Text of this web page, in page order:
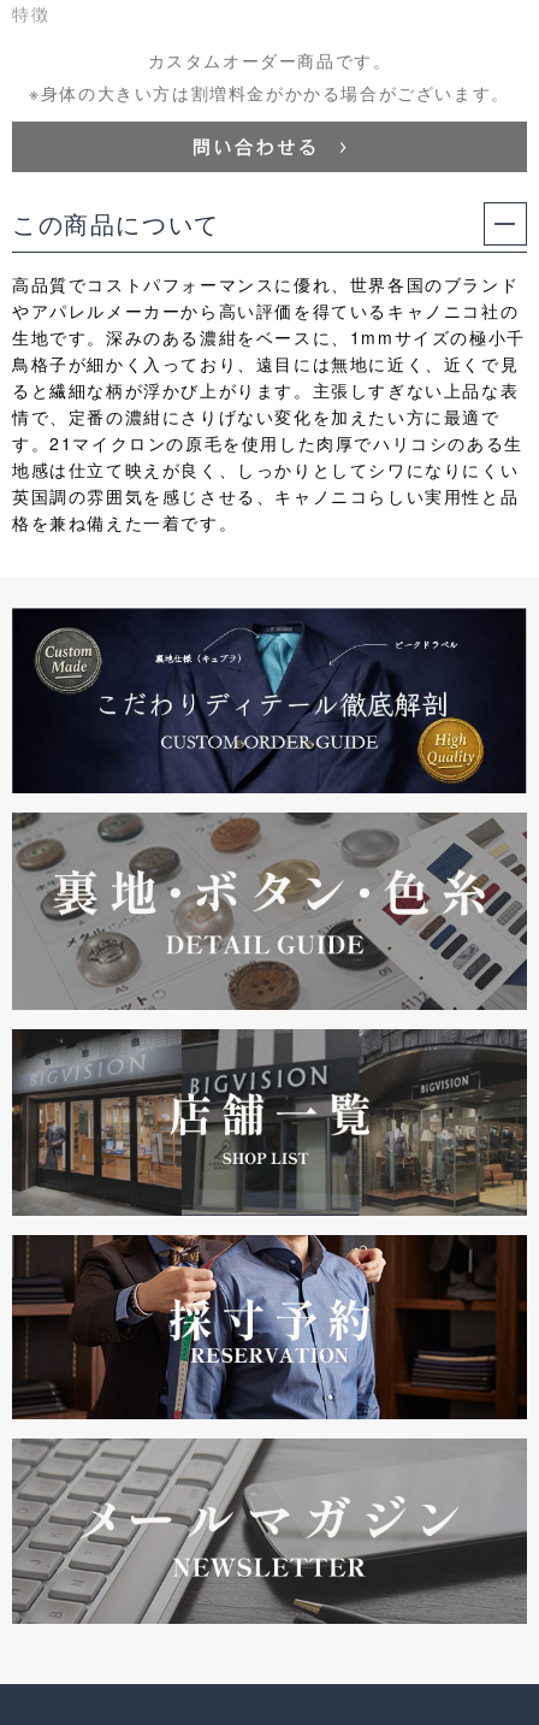
特徴
カスタムオーダー商品です。
※身体の大きい方は割増料金がかかる場合がございます。
この商品について
高品質でコストパフォーマンスに優れ、世界各国のブランド
やアパレルメーカーから高い評価を得ているキャノニコ社の
生地です。深みのある濃紺をベースに、1mmサイズの極小千
鳥格子が細かく入っており、遠目には無地に近く、近くで見
ると繊細な柄が浮かび上がります。主張しすぎない上品な表
情で、定番の濃紺にさりげない変化を加えたい方に最適で
す。21マイクロンの原毛を使用した肉厚でハリコシのある生
地感は仕立て映えが良く、しっかりとしてシワになりにくい
英国調の雰囲気を感じさせる、キャノニコらしい実用性と品
格を兼ね備えた一着です。